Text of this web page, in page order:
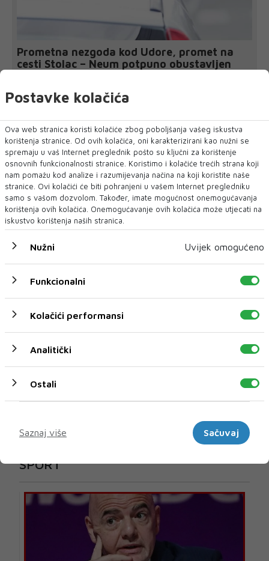
Prometna nezgoda kod Udore, promet na
cesti Stolac – Neum potpuno obustavljen
SPORT
Postavke kolačića
Ova web stranica koristi kolačiće zbog poboljšanja vašeg iskustva
korištenja stranice. Od ovih kolačića, oni karakterizirani kao nužni se
spremaju u vaš Internet preglednik pošto su ključni za korištenje
osnovnih funkcionalnosti stranice. Koristimo i kolačiće trećih strana koji
nam pomažu kod analize i razumijevanja načina na koji koristite naše
stranice. Ovi kolačići će biti pohranjeni u vašem Internet pregledniku
samo s vašom dozvolom. Također, imate mogućnost onemogućavanja
korištenja ovih kolačića. Onemogućavanje ovih kolačića može utjecati na
iskustvo korištenja naših stranica.
Nužni Uvijek omogućeno
Funkcionalni
Kolačići performansi
Analitički
Ostali
Saznaj više
Sačuvaj